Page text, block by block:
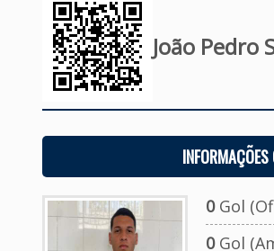
João Pedro
INFORMAÇÕES
0Gol
0Gol